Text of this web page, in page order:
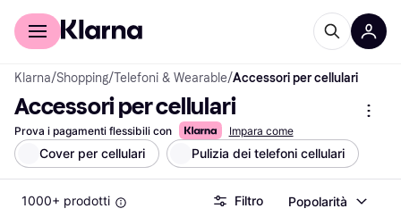
Per il tuo shopping
Klarna/Shopping/Telefoni & Wearable/Accessori per cellulari
Accessori per cellulari
Prova i pagamenti flessibili con Impara come
Cover per cellulari Pulizia dei telefoni cellulari
1000+ prodotti Filtro Popolarità